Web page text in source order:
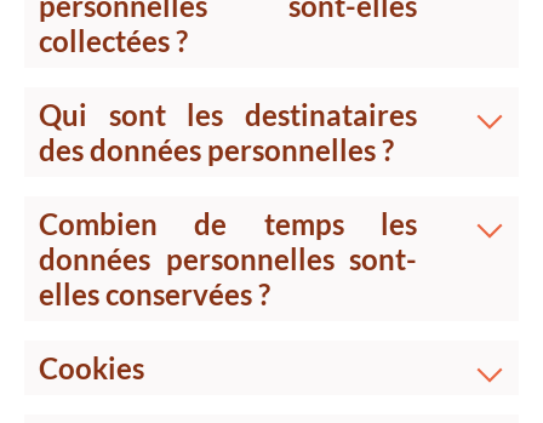
collectées ?
Qui sont les destinataires
des données personnelles ?
Combien de temps les
données personnelles sont-
elles conservées ?
Cookies